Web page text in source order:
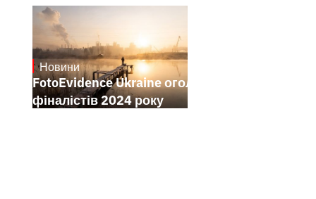
Новини
FotoEvidence Ukraine оголошує
фіналістів 2024 року